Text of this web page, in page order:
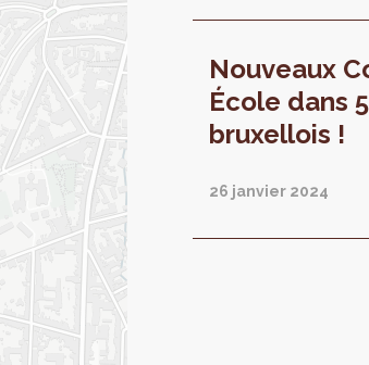
Nouveaux
École dans
bruxellois !
26 janvier 2024